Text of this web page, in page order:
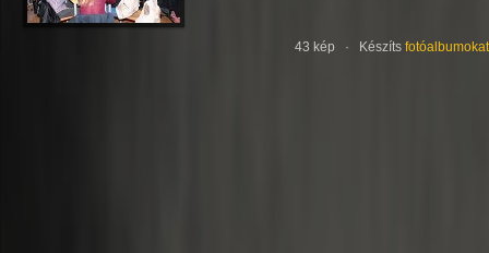
43 kép · Készíts fotóalbumokat